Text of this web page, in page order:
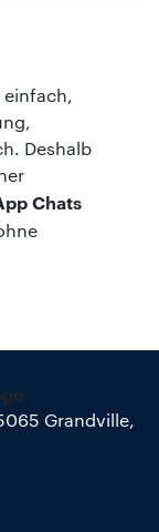
einfach,
Deshalb
Chats
Grandville,